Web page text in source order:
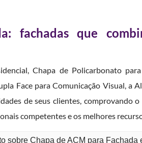
fachadas que
Chapa de Policarbonato
Face para Comunicação Visual,
de seus clientes,
competentes e os melhores
sobre Chapa de ACM para Fachada